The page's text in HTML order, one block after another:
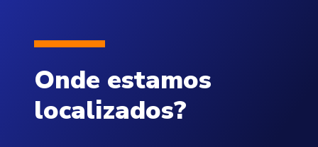
Onde estamos
localizados?